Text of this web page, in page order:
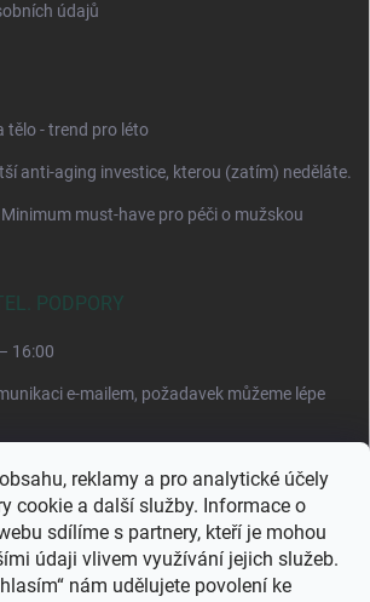
reklamy a pro analytické účely
cookie a další služby. Informace o
sdílíme s partnery, kteří je mohou
údaji vlivem využívání jejich služeb.
nám udělujete povolení ke
údajů
tělo - trend pro léto
anti-aging investice, kterou (zatím) neděláte.
must-have pro péči o mužskou
PODPORY
16:00
e-mailem, požadavek můžeme lépe